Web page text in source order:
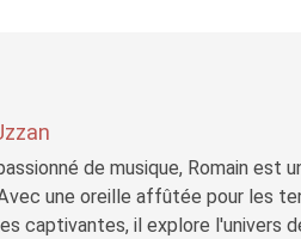
de musique, Romain est
une oreille affûtée pour les
captivantes, il explore l'univers